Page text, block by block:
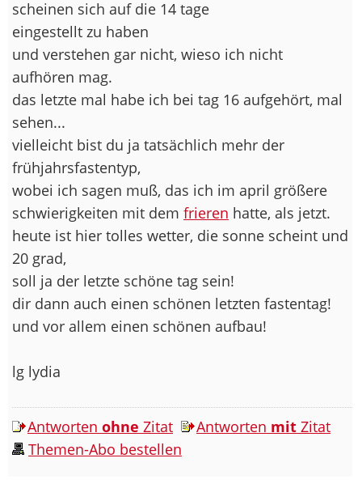
scheinen sich auf die 14 tage
eingestellt zu haben
und verstehen gar nicht, wieso ich nicht
aufhören mag.
das letzte mal habe ich bei tag 16 aufgehört, mal
sehen...
vielleicht bist du ja tatsächlich mehr der
frühjahrsfastentyp,
wobei ich sagen muß, das ich im april größere
schwierigkeiten mit dem frieren hatte, als jetzt.
heute ist hier tolles wetter, die sonne scheint und
20 grad,
soll ja der letzte schöne tag sein!
dir dann auch einen schönen letzten fastentag!
und vor allem einen schönen aufbau!
lg lydia
Antworten ohne Zitat Antworten mit Zitat
Themen-Abo bestellen